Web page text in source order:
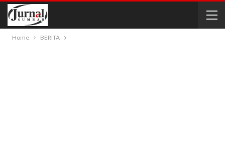
Home BERITA